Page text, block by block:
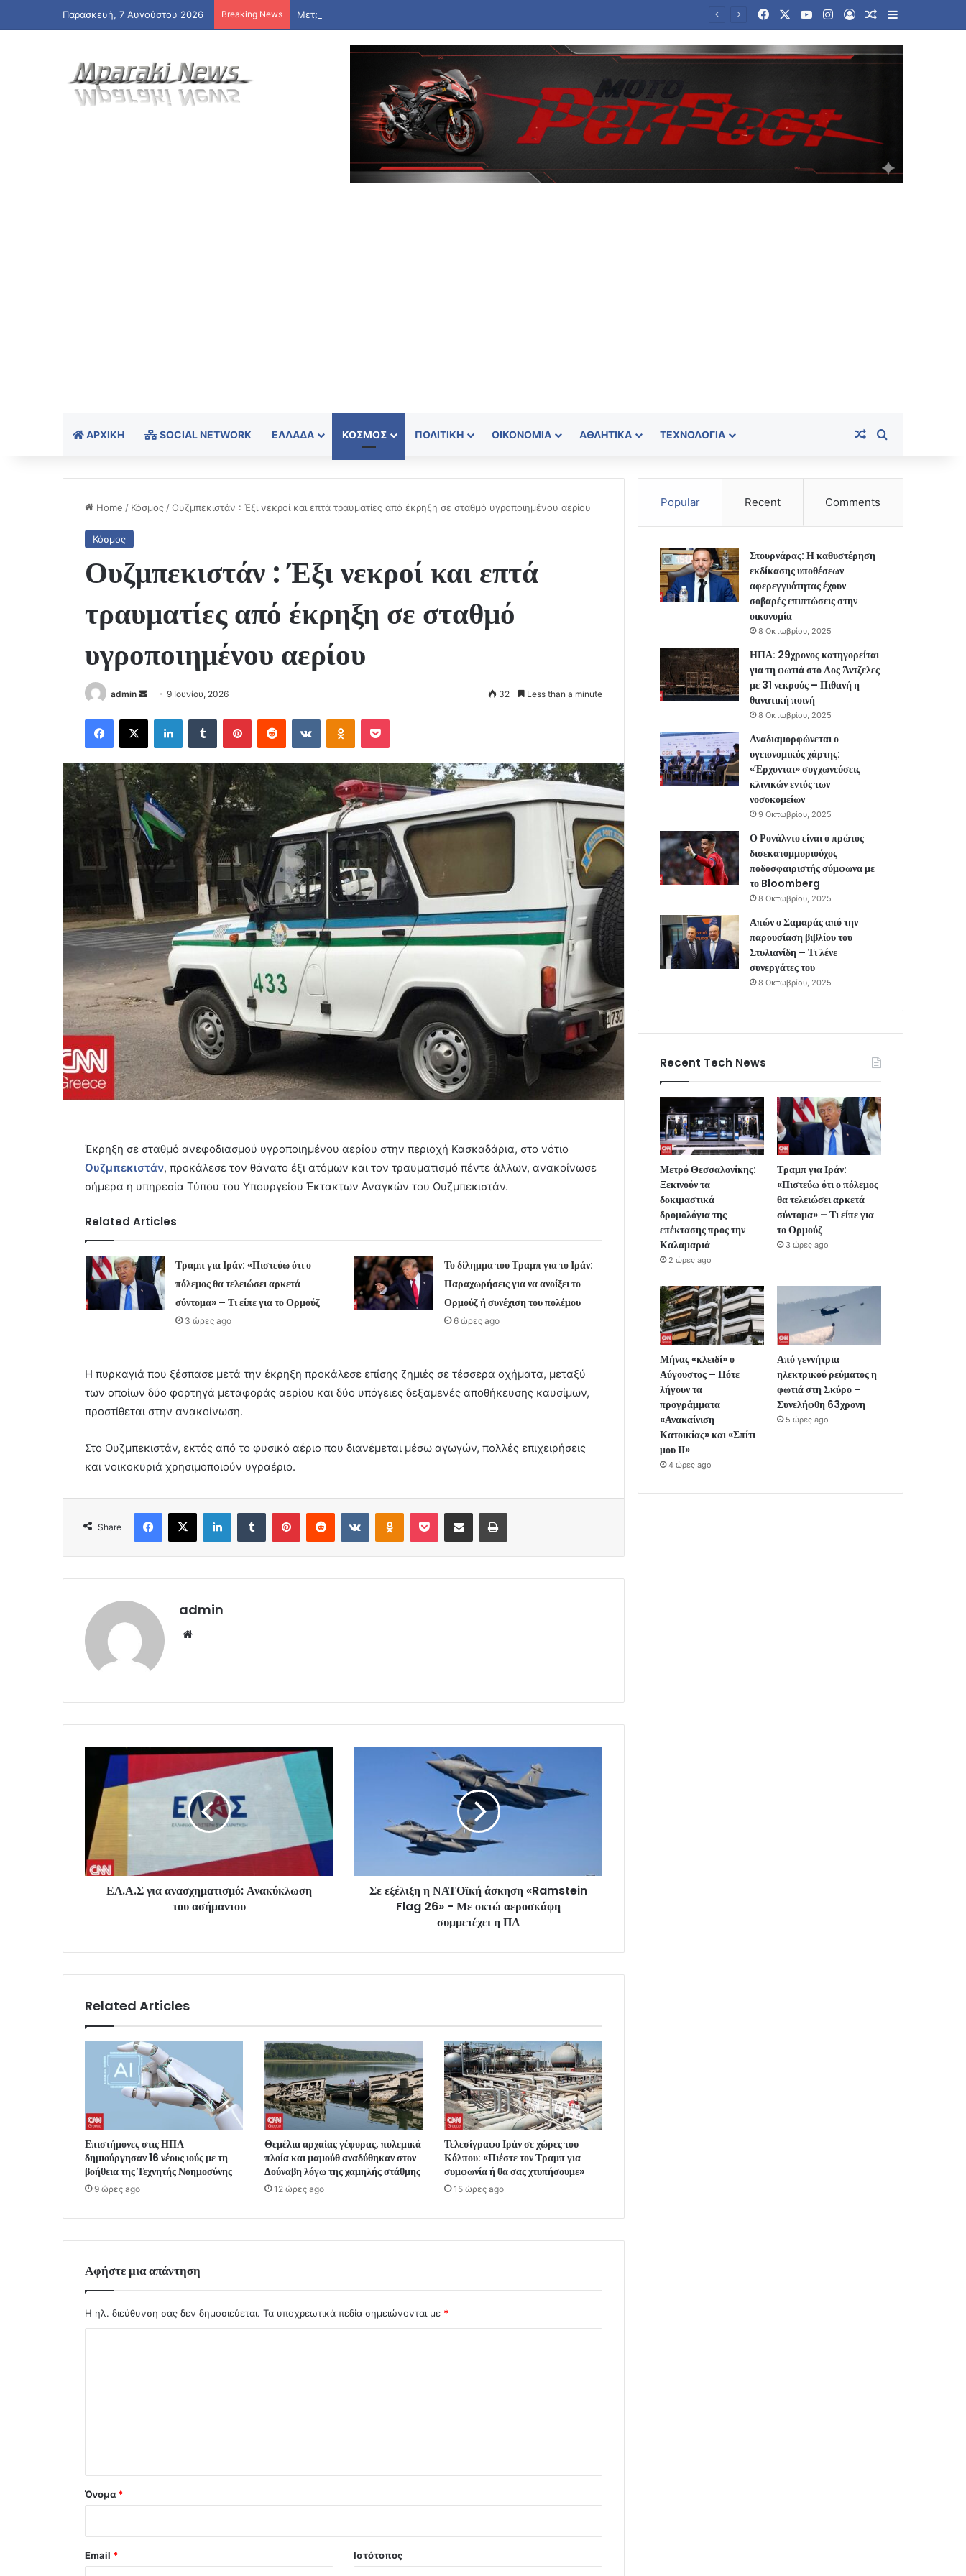
Παρασκευή, 7 Αυγούστου 2026 Breaking News FacebookYouTubeInstagram
Log InRandom Article
Sidebar
ΑΡΧΙΚΉ SOCIAL NETWORK ΕΛΛΆΔΑ ΚΌΣΜΟΣ ΠΟΛΙΤΙΚΉ ΟΙΚΟΝΟΜΊΑ ΑΘΛΗΤΙΚΆ ΤΕΧΝΟΛΟΓΊΑ Random Article
Home / Κόσμος /Ουζμπεκιστάν : Έξι νεκροί και επτά τραυματίες από έκρηξη σε σταθμό υγροποιημένου αερίου
Κόσμος
Ουζμπεκιστάν : Έξι νεκροί και επτά
τραυματίες από έκρηξη σε σταθμό
υγροποιημένου αερίου
admin
Send
email
9 Ιουνίου, 2026 32 Less than a minute
Facebook
X LinkedInTumblr PinterestReddit VKontakteOdnoklassniki
Pocket
Έκρηξη σε σταθμό ανεφοδιασμού υγροποιημένου αερίου στην περιοχή Κασκαδάρια, στο νότιο
Ουζμπεκιστάν, προκάλεσε τον θάνατο έξι ατόμων και τον τραυματισμό πέντε άλλων, ανακοίνωσε
σήμερα η υπηρεσία Τύπου του Υπουργείου Έκτακτων Αναγκών του Ουζμπεκιστάν.
Related Articles
Τραμπ για Ιράν: «Πιστεύω ότι ο
πόλεμος θα τελειώσει αρκετά
σύντομα» – Τι είπε για το Ορμούζ
3 ώρες ago
Το δίλημμα του Τραμπ για το Ιράν:
Παραχωρήσεις για να ανοίξει το
Ορμούζ ή συνέχιση του πολέμου
6 ώρες ago
Η πυρκαγιά που ξέσπασε μετά την έκρηξη προκάλεσε επίσης ζημιές σε τέσσερα οχήματα, μεταξύ
των οποίων δύο φορτηγά μεταφοράς αερίου και δύο υπόγειες δεξαμενές αποθήκευσης καυσίμων,
προστίθεται στην ανακοίνωση.
Στο Ουζμπεκιστάν, εκτός από το φυσικό αέριο που διανέμεται μέσω αγωγών, πολλές επιχειρήσεις
και νοικοκυριά χρησιμοποιούν υγραέριο.
Share
Facebook
X LinkedInTumblr PinterestReddit VKontakteOdnoklassniki
Pocket Share via Email Print
admin
ΕΛ.Α.Σ για ανασχηματισμό: Ανακύκλωση
του ασήμαντου
Σε εξέλιξη η ΝΑΤΟϊκή άσκηση «Ramstein
Flag 26» - Με οκτώ αεροσκάφη
συμμετέχει η ΠΑ
Related Articles
Επιστήμονες στις ΗΠΑ
δημιούργησαν 16 νέους ιούς με τη
βοήθεια της Τεχνητής Νοημοσύνης
9 ώρες ago
Θεμέλια αρχαίας γέφυρας, πολεμικά
πλοία και μαμούθ αναδύθηκαν στον
Δούναβη λόγω της χαμηλής στάθμης
12 ώρες ago
Τελεσίγραφο Ιράν σε χώρες του
Κόλπου: «Πιέστε τον Τραμπ για
συμφωνία ή θα σας χτυπήσουμε»
15 ώρες ago
Αφήστε μια απάντηση
Η ηλ. διεύθυνση σας δεν δημοσιεύεται. Τα υποχρεωτικά πεδία σημειώνονται με *
Όνομα *
Email * Ιστότοπος
Popular Recent Comments
Στουρνάρας: Η καθυστέρηση
εκδίκασης υποθέσεων
αφερεγγυότητας έχουν
σοβαρές επιπτώσεις στην
οικονομία
8 Οκτωβρίου, 2025
ΗΠΑ: 29χρονος κατηγορείται
για τη φωτιά στο Λος Άντζελες
με 31 νεκρούς – Πιθανή η
θανατική ποινή
8 Οκτωβρίου, 2025
Αναδιαμορφώνεται ο
υγειονομικός χάρτης:
«Έρχονται» συγχωνεύσεις
κλινικών εντός των
νοσοκομείων
9 Οκτωβρίου, 2025
Ο Ρονάλντο είναι ο πρώτος
δισεκατομμυριούχος
ποδοσφαιριστής σύμφωνα με
το Bloomberg
8 Οκτωβρίου, 2025
Απών ο Σαμαράς από την
παρουσίαση βιβλίου του
Στυλιανίδη – Τι λένε
συνεργάτες του
8 Οκτωβρίου, 2025
Recent Tech News
Μετρό Θεσσαλονίκης:
Ξεκινούν τα
δοκιμαστικά
δρομολόγια της
επέκτασης προς την
Καλαμαριά
2 ώρες ago
Τραμπ για Ιράν:
«Πιστεύω ότι ο πόλεμος
θα τελειώσει αρκετά
σύντομα» – Τι είπε για
το Ορμούζ
3 ώρες ago
Μήνας «κλειδί» ο
Αύγουστος – Πότε
λήγουν τα
προγράμματα
«Ανακαίνιση
Κατοικίας» και «Σπίτι
μου ΙΙ»
4 ώρες ago
Από γεννήτρια
ηλεκτρικού ρεύματος η
φωτιά στη Σκύρο –
Συνελήφθη 63χρονη
5 ώρες ago